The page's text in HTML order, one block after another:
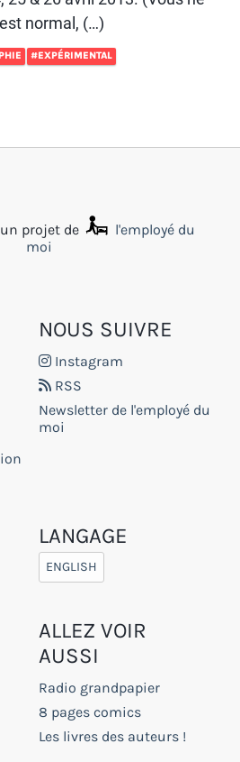
normal, (…)
#EXPÉRIMENTAL
un projet de
l'employé du
moi
NOUS SUIVRE
Instagram
RSS
Newsletter de l'employé du
moi
LANGAGE
ENGLISH
ALLEZ VOIR
AUSSI
Radio grandpapier
8 pages comics
Les livres des auteurs !